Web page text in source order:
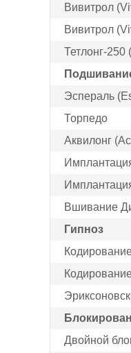
Вивитрол
Вивитрол
Тетлонг-250
Эспераль
Торпедо
Аквилонг
Вшивание
Гипноз
Двойной